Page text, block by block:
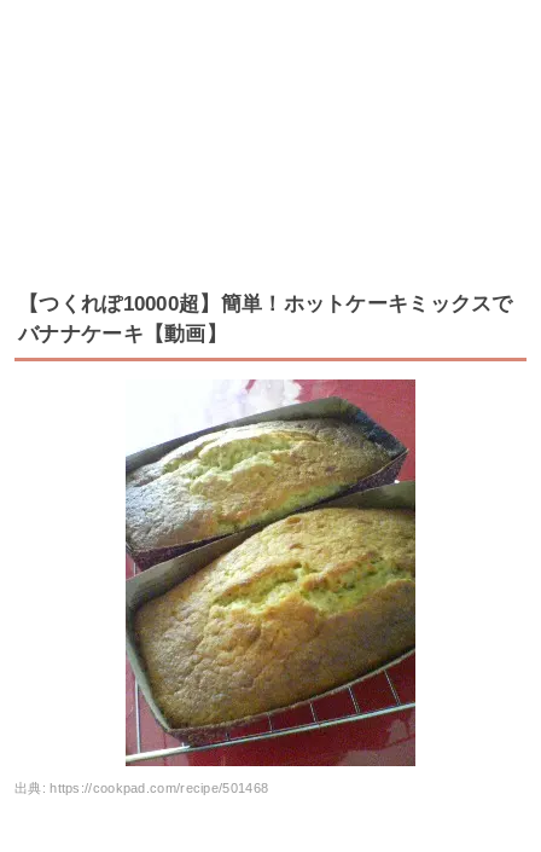
【つくれぽ10000超】簡単！ホットケーキミックスで
バナナケーキ【動画】
出典:https://cookpad.com/recipe/501468